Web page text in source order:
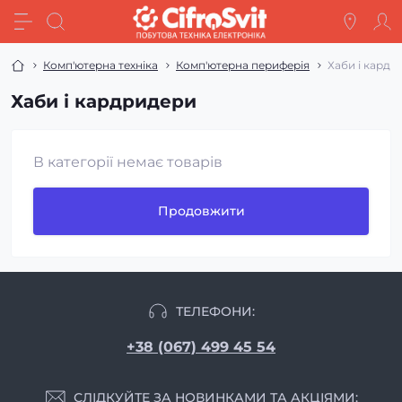
Комп'ютерна техніка Комп'ютерна периферія Хаби і
Хаби і кардридери
В категорії немає товарів
Продовжити
ТЕЛЕФОНИ:
+38 (067) 499 45 54
СЛІДКУЙТЕ ЗА НОВИНКАМИ ТА АКЦІЯМИ: